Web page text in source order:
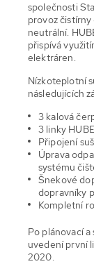
společnosti
provoz
neutrální.
přispívá
elektráren.
Nízkoteplotní
následujících
3 kalová
3 linky
Připojení
Úprava
systému
Šnekové
dopravníky
Kompletní
Po plánovací
uvedení první
2020.